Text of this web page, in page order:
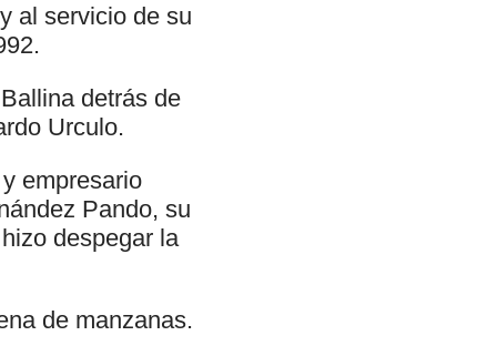
al servicio de su
detrás de
Urculo.
empresario
Pando, su
despegar la
de manzanas.